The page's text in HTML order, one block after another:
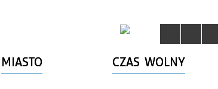
MIASTO CZAS WOLNY